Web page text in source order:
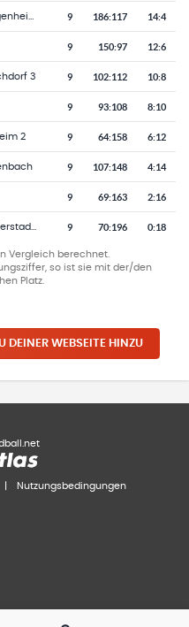
9 186:117 14:4
9 150:97 12:6
3 9 102:112 10:8
9 93:108 8:10
2 9 64:158 6:12
9 107:148 4:14
9 69:163 2:16
9 70:196 0:18
Vergleich berechnet.
so ist sie mit der/den
Platz.
DEINER WEBSEITE HINZU
Nutzungsbedingungen